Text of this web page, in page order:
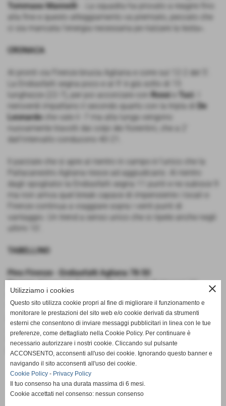
Tommaso Mannelli
-. La squadra ha provato a reagire fino
alla fine e questo atteggiamento va premiato, peccato che
ci sia mancata l’energia necessaria pe rialzare la testa».
CRONACA
Al pronti via Firenze brucia Agliana e corre sul 12-2 del 5’.
La Endiasfalti segna poco e al 9’ è già sotto di 15
lunghezze (22-7), per poi accorciare con
Rossi Tuci
neroverdi impattano il secondo quarto con la tripla di
De
Leonardo
che vale il -7 ma alla lunga vengono
nuovamente travolti dai colpi dei fiorentini, che a 2’
dall’intervallo conducono 40-21.
Il parziale che si apre al rientro in campo è l’unico che la
Pallacanestro Agliana riesce ad aggiudicarsi. Al rientro
dagli spogliatoi la Endiasfalti segna 11 punti e ne subisce 9
ma non arriva quel break capace di impensierire i locali e
Firenze continua a viaggiare sopra i venti punti di
vantaggio. Un trend a senso unico che si ripete anche negli
TABELLINO
Pino Firenze - Endiasfalti Agliana 78-50
Marotta 5, Neri, Merlo 4, Borsetti Parras, Verrigni 9, Biagini
9, Forzieri, Zappia. All. Del Re
Agliana: Bogani 10, Rossi 17, Nieri, Tuci 12, Cavicchi,
Zaccariello 2, De Leonardo 3, Razzoli, Arceni, Salvi 6. All.
Mannelli
Parziali: 22-10, 44-21, 53-32
close
Utilizziamo i cookies
Questo sito utilizza cookie propri al fine di migliorare il funzionamento e
monitorare le prestazioni del sito web e/o cookie derivati da strumenti
esterni che consentono di inviare messaggi pubblicitari in linea con le tue
preferenze, come dettagliato nella Cookie Policy. Per continuare è
necessario autorizzare i nostri cookie. Cliccando sul pulsante
ACCONSENTO, acconsenti all'uso dei cookie. Ignorando questo banner e
navigando il sito acconsenti all'uso dei cookie.
Cookie Policy - Privacy Policy
Il tuo consenso ha una durata massima di 6 mesi.
Cookie accettati nel consenso: nessun consenso